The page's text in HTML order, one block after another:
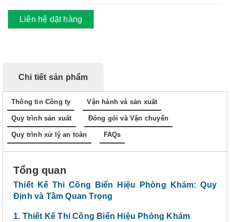
Liên hệ dặt hàng
Chi tiết sản phẩm
Thông tin Công ty Vận hành và sản xuất
Quy trình sản xuất Đóng gói và Vận chuyển
Quy trình xử lý an toàn FAQs
Tổng quan
Thiết Kế Thi Công Biển Hiệu Phòng Khám: Quy
Định và Tầm Quan Trọng
1. Thiết Kế Thi Công Biển Hiệu Phòng Khám